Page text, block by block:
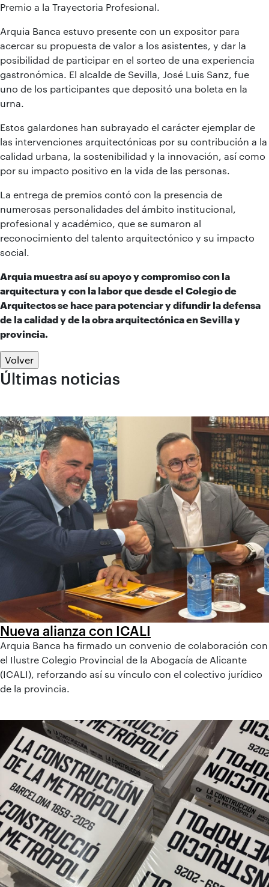
Premio a la Trayectoria Profesional.
Arquia Banca estuvo presente con un expositor para
acercar su propuesta de valor a los asistentes, y dar la
posibilidad de participar en el sorteo de una experiencia
gastronómica. El alcalde de Sevilla, José Luis Sanz, fue
uno de los participantes que depositó una boleta en la
urna.
Estos galardones han subrayado el carácter ejemplar de
las intervenciones arquitectónicas por su contribución a la
calidad urbana, la sostenibilidad y la innovación, así como
por su impacto positivo en la vida de las personas.
La entrega de premios contó con la presencia de
numerosas personalidades del ámbito institucional,
profesional y académico, que se sumaron al
reconocimiento del talento arquitectónico y su impacto
social.
Arquia muestra así su apoyo y compromiso con la
arquitectura y con la labor que desde el Colegio de
Arquitectos se hace para potenciar y difundir la defensa
de la calidad y de la obra arquitectónica en Sevilla y
provincia.
Volver
Últimas noticias
Nueva alianza con ICALI
Arquia Banca ha firmado un convenio de colaboración con
el Ilustre Colegio Provincial de la Abogacía de Alicante
(ICALI), reforzando así su vínculo con el colectivo jurídico
de la provincia.